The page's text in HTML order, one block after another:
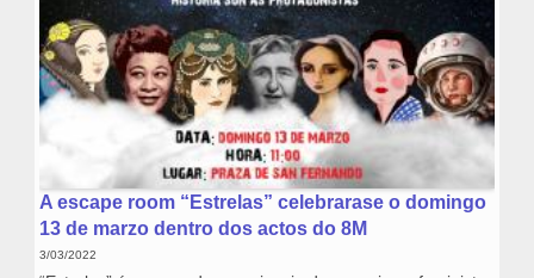
A escape room “Estrelas” celebrarase o domingo
13 de marzo dentro dos actos do 8M
3/03/2022